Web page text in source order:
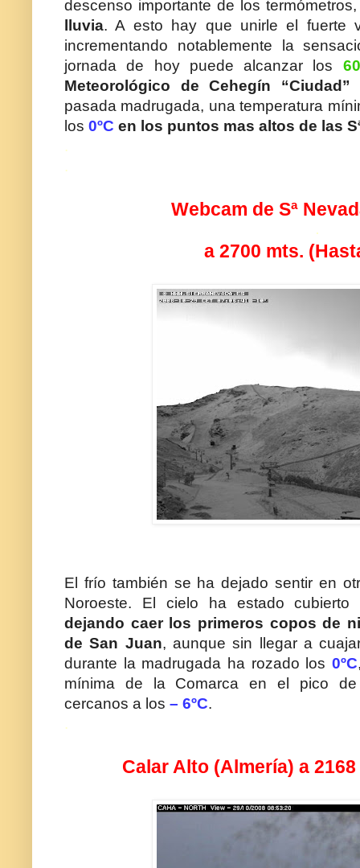
descenso importante de los
lluvia. A esto hay que unirle el fuerte
incrementando notablemente la
jornada de hoy puede alcanzar los
Meteorológico de Cehegín “Ciudad”
pasada madrugada, una temperatura
los 0ºC en los puntos mas altos de las
.
.
Webcam de Sª
.
a 2700 mts.
El frío también se ha dejado sentir en
Noroeste. El cielo ha estado cubierto
dejando caer los primeros copos de
de San Juan, aunque sin llegar a
durante la madrugada ha rozado los 0ºC
mínima de la Comarca en el pico
cercanos a los – 6ºC.
.
Calar Alto (Almería) a 2168